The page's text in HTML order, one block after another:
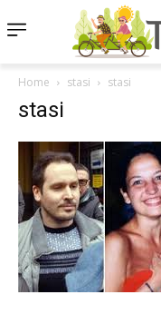
Home stasi stasi
stasi